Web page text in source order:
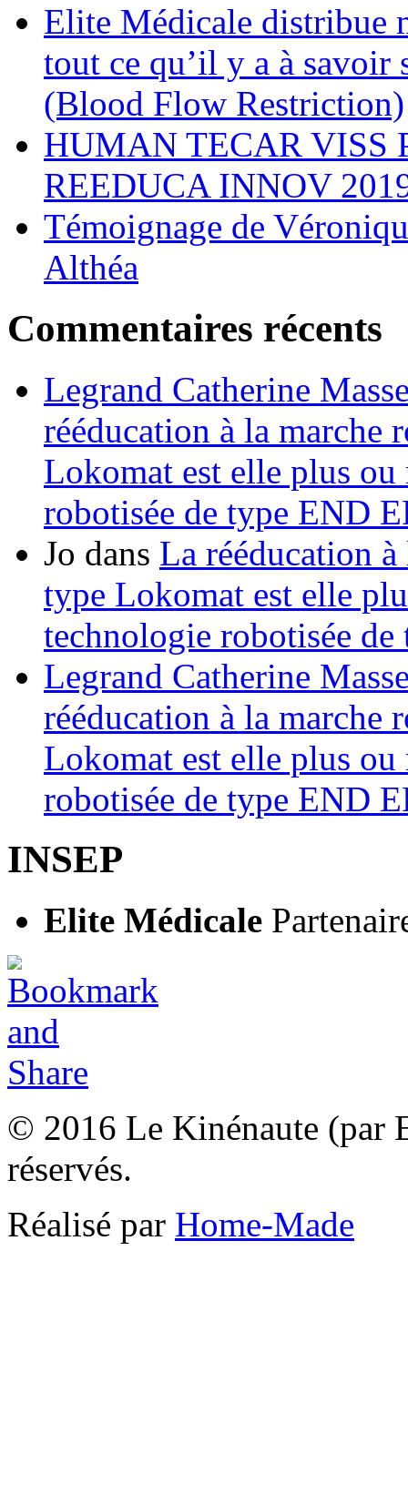
Elite Médicale distribue
tout ce qu’il y a à savoir
(Blood Flow Restriction)
HUMAN TECAR VISS
REEDUCA INNOV
Témoignage de
Althéa
Commentaires récents
Legrand Catherine
rééducation à la marche
Lokomat est elle plus
robotisée de type END
Jo dans La rééducation
type Lokomat est elle
technologie robotisée
Legrand Catherine
rééducation à la marche
Lokomat est elle plus
robotisée de type END
INSEP
Elite Médicale
© 2016 Le Kinénaute (par
réservés.
Réalisé par Home-Made